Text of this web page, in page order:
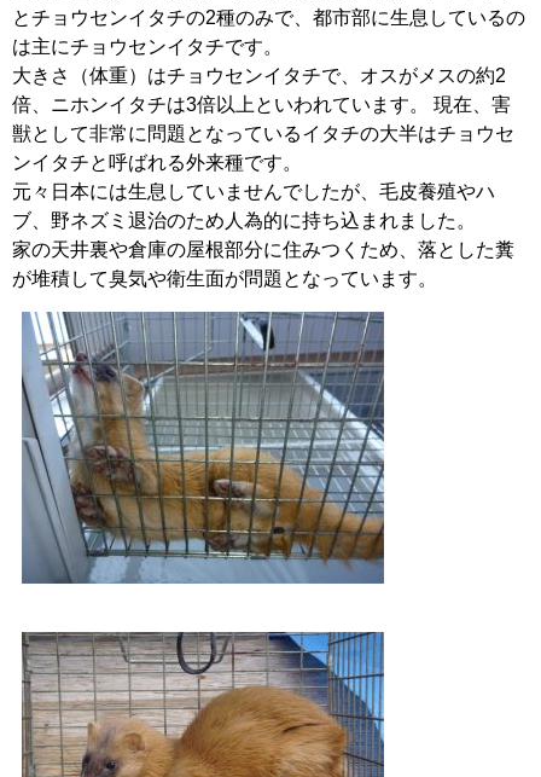
とチョウセンイタチの2種のみで、都市部に生息しているの
は主にチョウセンイタチです。
大きさ（体重）はチョウセンイタチで、オスがメスの約2
倍、ニホンイタチは3倍以上といわれています。 現在、害
獣として非常に問題となっているイタチの大半はチョウセ
ンイタチと呼ばれる外来種です。
元々日本には生息していませんでしたが、毛皮養殖やハ
ブ、野ネズミ退治のため人為的に持ち込まれました。
家の天井裏や倉庫の屋根部分に住みつくため、落とした糞
が堆積して臭気や衛生面が問題となっています。